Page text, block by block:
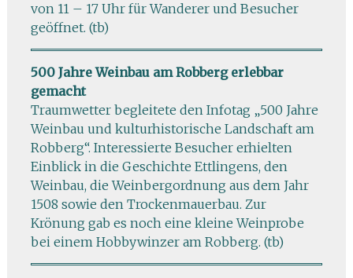
von 11 – 17 Uhr für Wanderer und Besucher
geöffnet. (tb)
500 Jahre Weinbau am Robberg erlebbar
gemacht
Traumwetter begleitete den Infotag „500 Jahre
Weinbau und kulturhistorische Landschaft am
Robberg“. Interessierte Besucher erhielten
Einblick in die Geschichte Ettlingens, den
Weinbau, die Weinbergordnung aus dem Jahr
1508 sowie den Trockenmauerbau. Zur
Krönung gab es noch eine kleine Weinprobe
bei einem Hobbywinzer am Robberg. (tb)